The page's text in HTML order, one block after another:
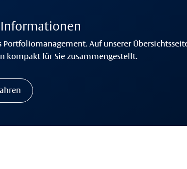
Portfoliomanagement. Auf unserer
kompakt für Sie zusammengestellt.